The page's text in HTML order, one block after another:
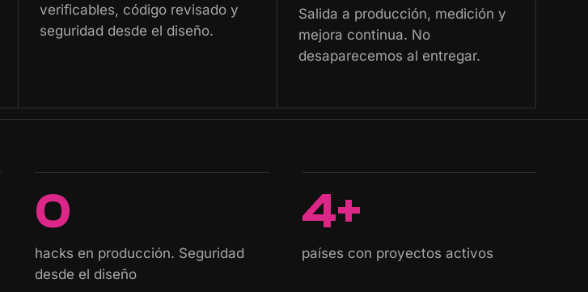
verificables, código revisado y
seguridad desde el diseño.
Salida a producción, medición y
mejora continua. No
desaparecemos al entregar.
0
hacks en producción. Seguridad
desde el diseño
4+
países con proyectos activos